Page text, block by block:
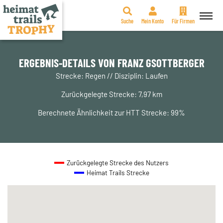
Zum
springen
Suche Mein Konto Für Firmen
ERGEBNIS-DETAILS VON FRANZ GSOTTBERGER
Strecke: Regen // Disziplin: Laufen
Zurückgelegte Strecke: 7,97 km
Berechnete Ähnlichkeit zur HTT Strecke: 99%
Zurückgelegte Strecke des Nutzers
Heimat Trails Strecke